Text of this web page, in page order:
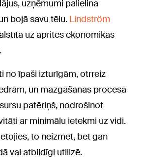
uzņēmumi palielina
bojā savu tēlu. Lindström
uz aprites ekonomikas
no īpaši izturīgām, otrreiz
un mazgāšanas procesā
patēriņš, nodrošinot
ar minimālu ietekmi uz vidi.
to neizmet, bet gan
vai atbildīgi utilizē.